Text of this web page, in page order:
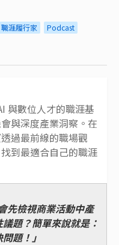
職涯履行家
Podcast
與數位人才的職涯基
與深度產業洞察。在
過最前線的職場觀
到最適合自己的職涯
先檢視商業活動中產
題？簡單來說就是：
題！」